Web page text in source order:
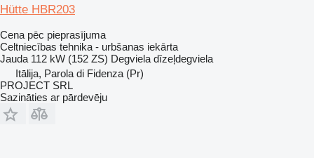
Hütte HBR203
Cena pēc pieprasījuma
Celtniecības tehnika - urbšanas iekārta
Jauda 112 kW (152 ZS) Degviela dīzeļdegviela
Itālija, Parola di Fidenza (Pr)
PROJECT SRL
Sazināties ar pārdevēju